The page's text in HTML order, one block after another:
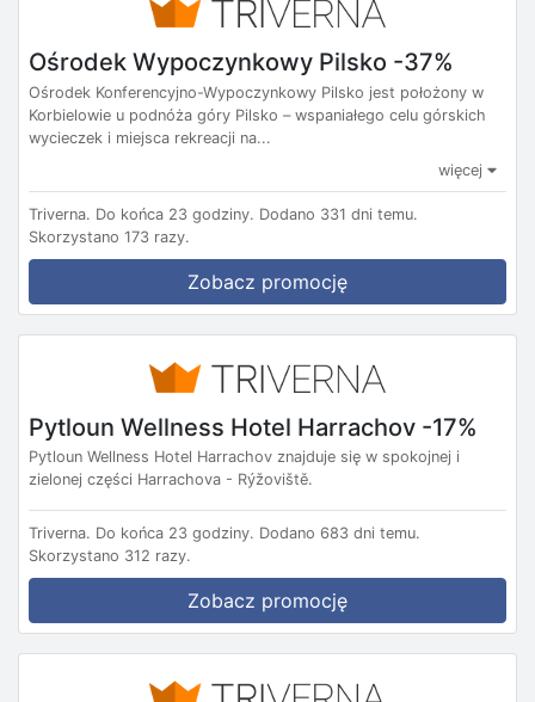
Ośrodek Wypoczynkowy Pilsko -37%
Ośrodek Konferencyjno-Wypoczynkowy Pilsko jest położony w
Korbielowie u podnóża góry Pilsko – wspaniałego celu górskich
wycieczek i miejsca rekreacji na...
więcej
Triverna. Do końca 23 godziny. Dodano 331 dni temu.
Skorzystano 173 razy.
Zobacz promocję
Pytloun Wellness Hotel Harrachov -17%
Pytloun Wellness Hotel Harrachov znajduje się w spokojnej i
zielonej części Harrachova - Rýžoviště.
Triverna. Do końca 23 godziny. Dodano 683 dni temu.
Skorzystano 312 razy.
Zobacz promocję